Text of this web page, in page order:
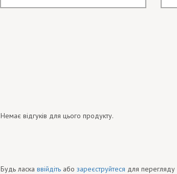
Немає відгуків для цього продукту.
Будь ласка ввійдіть або зареєструйтеся для перегляду